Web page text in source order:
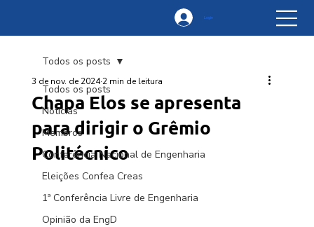
Login
Todos os posts
Notícias
Membros
Conferência Nacional de Engenharia
Eleições Confea Creas
1ª Conferência Livre de Engenharia
Opinião da EngD
Todos os posts
Chapa Elos se apresenta
para dirigir o Grêmio
Politécnico
3 de nov. de 2024 2 min de leitura